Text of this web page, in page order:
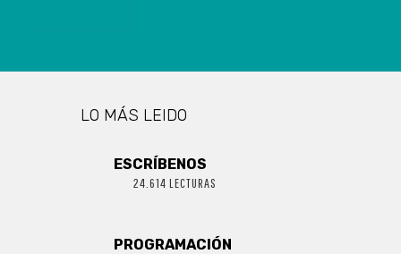
LO MÁS LEIDO
ESCRÍBENOS
24.614 LECTURAS
PROGRAMACIÓN